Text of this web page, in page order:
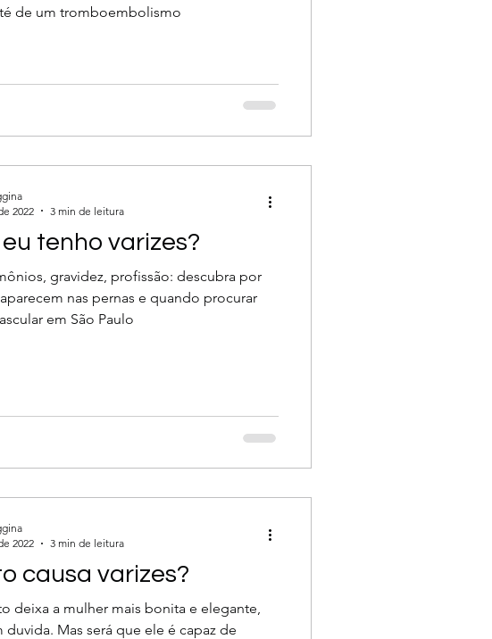
de um tromboembolismo
tenho varizes?
gravidez, profissão: descubra por
nas pernas e quando procurar
em São Paulo
2022
3 min de leitura
causa varizes?
deixa a mulher mais bonita e elegante,
Mas será que ele é capaz de
2022
3 min de leitura